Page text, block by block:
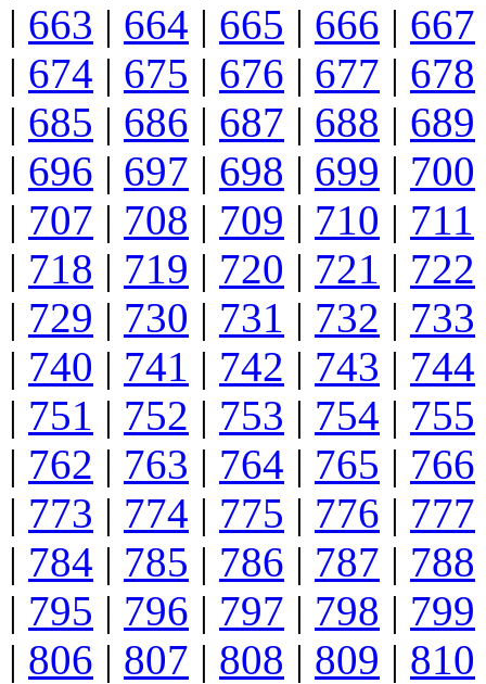
| 663 | 664 | 665 | 666 | 667
| 674 | 675 | 676 | 677 | 678
| 685 | 686 | 687 | 688 | 689
| 696 | 697 | 698 | 699 | 700
| 707 | 708 | 709 | 710 | 711
| 718 | 719 | 720 | 721 | 722
| 729 | 730 | 731 | 732 | 733
| 740 | 741 | 742 | 743 | 744
| 751 | 752 | 753 | 754 | 755
| 762 | 763 | 764 | 765 | 766
| 773 | 774 | 775 | 776 | 777
| 784 | 785 | 786 | 787 | 788
| 795 | 796 | 797 | 798 | 799
| 806 | 807 | 808 | 809 | 810